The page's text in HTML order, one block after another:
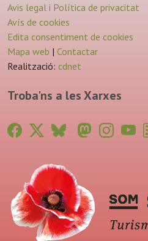
Avis legal i Política de privacitat
Avís de cookies
Edita consentiment de cookies
Mapa web | Contactar
Realització: cdnet
Troba'ns a les Xarxes